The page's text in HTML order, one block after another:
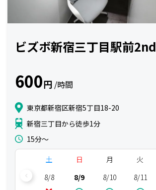
ビズボ新宿三丁目駅前2nd
600円 /時間
東京都新宿区新宿5丁目18-20
新宿三丁目から徒歩1分
15分〜
土
8/8
日
8/9
月
8/10
火
8/11